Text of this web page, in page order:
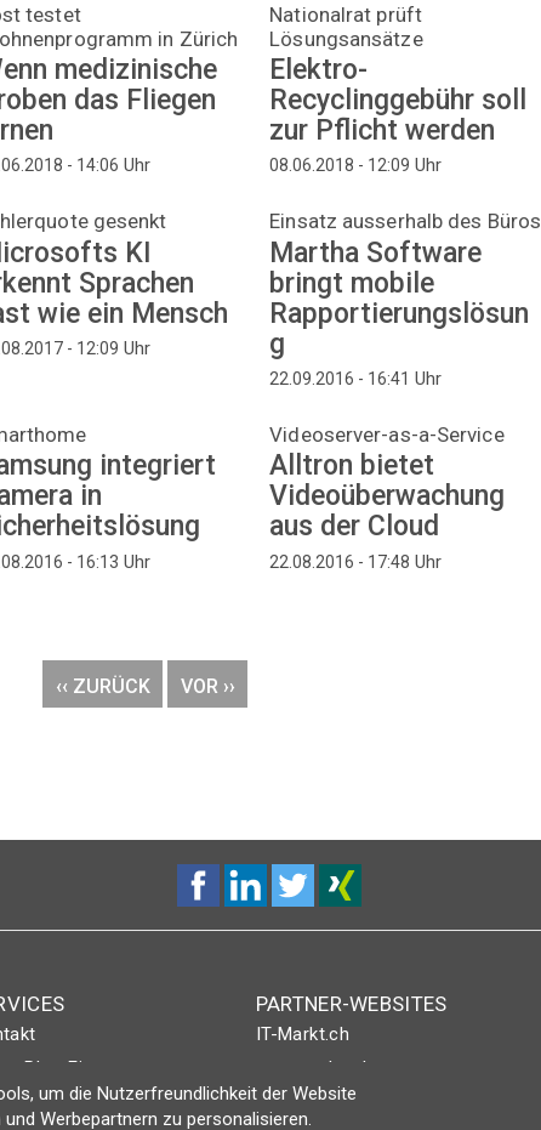
testet
in Zürich
medizinische
das Fliegen
- 14:06 Uhr
Nationalrat prüft
Lösungsansätze
Elektro-
Recyclinggebühr soll
zur Pflicht werden
08.06.2018 - 12:09 Uhr
gesenkt
KI
Sprachen
wie ein Mensch
- 12:09 Uhr
Einsatz ausserhalb des Büros
Martha Software
bringt mobile
Rapportierungslösun
g
22.09.2016 - 16:41 Uhr
integriert
in
- 16:13 Uhr
Videoserver-as-a-Service
Alltron bietet
Videoüberwachung
aus der Cloud
22.08.2016 - 17:48 Uhr
VORHERIGE
‹‹ ZURÜCK
NÄCHSTE
VOR ››
Plus-Eintrag
PARTNER-WEBSITES
IT-Markt.ch
netzwoche.ch
ICTjournal
um die Nutzerfreundlichkeit der Website
Werbepartnern zu personalisieren.